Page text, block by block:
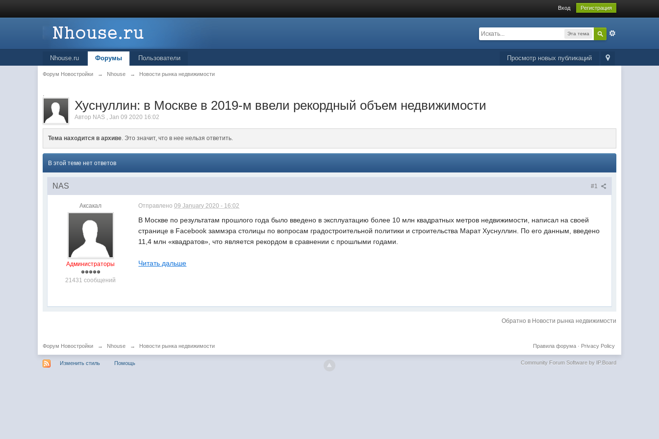
Вход Регистрация
Эта тема
Просмотр новых публикаций
Nhouse.ru Форумы Пользователи
Форум Новостройки → Nhouse → Новости рынка недвижимости
.
Хуснуллин: в Москве в 2019-м ввели рекордный объем недвижимости
Автор NAS ,Jan 09 2020 16:02
Тема находится в архиве. Это значит, что в нее нельзя ответить.
В этой теме нет ответов
#1
NAS
Аксакал
Администраторы
21431 сообщений
Отправлено09 January 2020 - 16:02
В Москве по результатам прошлого года было введено в эксплуатацию более 10 млн квадратных метров недвижимости, написал на своей
странице в Facebook заммэра столицы по вопросам градостроительной политики и строительства Марат Хуснуллин. По его данным, введено
11,4 млн «квадратов», что является рекордом в сравнении с прошлыми годами.
Читать дальше
Обратно в Новости рынка недвижимости
Форум Новостройки → Nhouse → Новости рынка недвижимости Privacy Policy
Правила форума·
Изменить стиль Помощь Community Forum Software by IP.Board